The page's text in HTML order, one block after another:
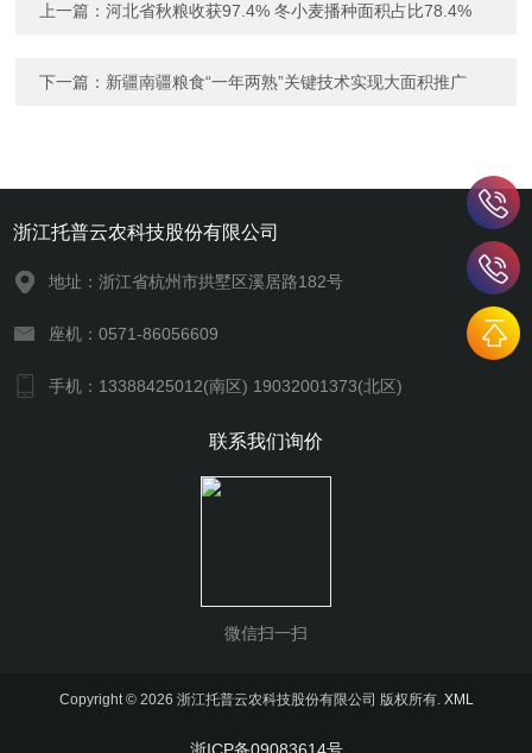
上一篇：河北省秋粮收获97.4% 冬小麦播种面积占比78.4%
下一篇： 新疆南疆粮食“一年两熟”关键技术实现大面积推广
浙江托普云农科技股份有限公司
地址：浙江省杭州市拱墅区溪居路182号
座机：0571-86056609
手机：13388425012(南区) 19032001373(北区)
联系我们询价
微信扫一扫
Copyright © 2026 浙江托普云农科技股份有限公司 版权所有. XML